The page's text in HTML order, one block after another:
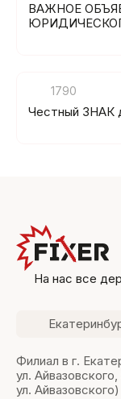
ВАЖНОЕ
1790
Честный ЗНАК
На нас все
Филиал в г.
ул.
ул. Айвазовского)